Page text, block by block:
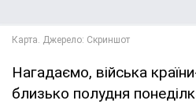
Нагадаємо, війська
близько полудня